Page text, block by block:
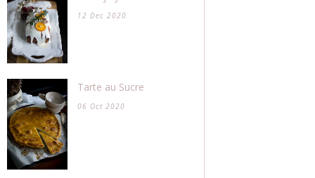
12 Dec 2020
Tarte au Sucre
06 Oct 2020